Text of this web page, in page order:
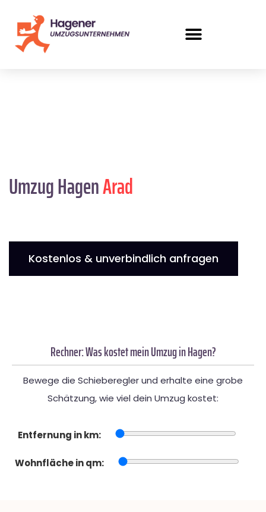
Umzug HagenArad
Kostenlos & unverbindlich anfragen
Rechner: Was kostet mein Umzug in Hagen?
Bewege die Schieberegler und erhalte eine grobe
Schätzung, wie viel dein Umzug kostet:
Entfernung in km:
Wohnfläche in qm: